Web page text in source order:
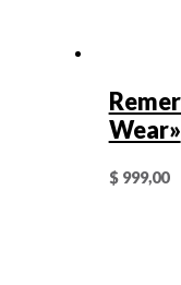
Wear»
$999,00